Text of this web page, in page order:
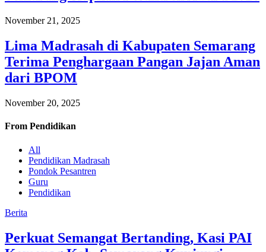
November 21, 2025
Lima Madrasah di Kabupaten Semarang
Terima Penghargaan Pangan Jajan Aman
dari BPOM
November 20, 2025
From Pendidikan
All
Pendidikan Madrasah
Pondok Pesantren
Guru
Pendidikan
Berita
Perkuat Semangat Bertanding, Kasi PAI